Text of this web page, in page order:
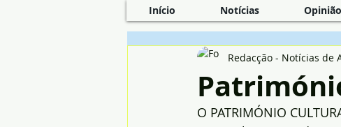
Início Notícias Opinião
Redacção - Notícias de
O PATRIMÓNIO